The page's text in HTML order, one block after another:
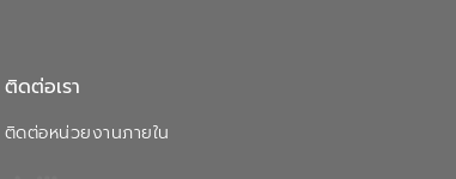
ติดต่อเรา
ติดต่อหน่วยงานภายใน